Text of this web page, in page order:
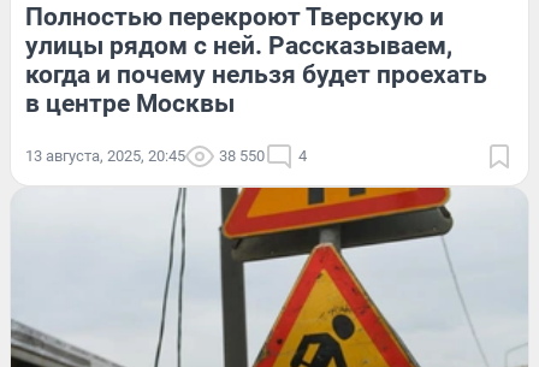
Полностью перекроют Тверскую и
улицы рядом с ней. Рассказываем,
когда и почему нельзя будет проехать
в центре Москвы
13 августа, 2025, 20:45 38 550 4